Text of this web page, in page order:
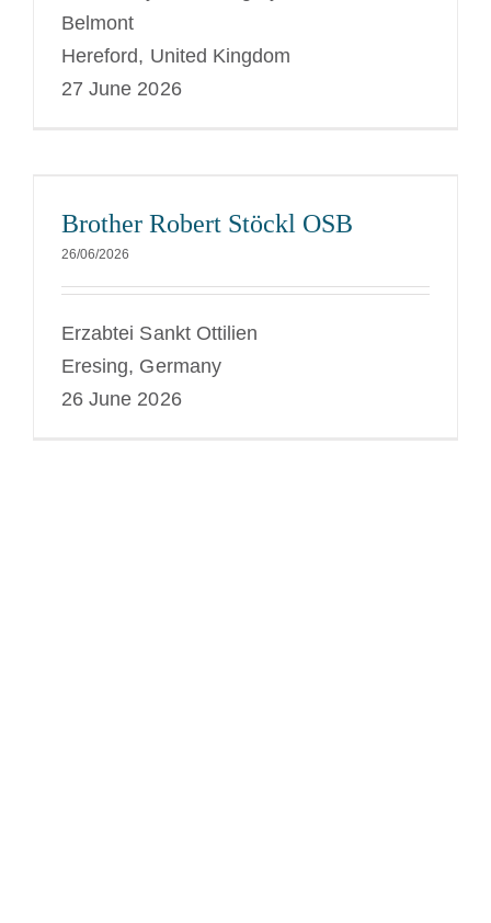
Belmont
Hereford, United Kingdom
27 June 2026
Brother Robert Stöckl OSB
26/06/2026
Erzabtei Sankt Ottilien
Eresing, Germany
26 June 2026